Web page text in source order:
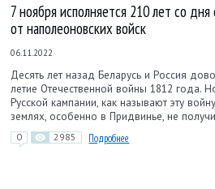
7 ноября исполняется 210 лет со
от наполеоновских войск
06.11.2022
Десять лет назад Беларусь и Россия
летие Отечественной войны 1812 года.
Русской кампании, как называют эту
землях, особенно в Придвинье, не
0 2985 Подробнее